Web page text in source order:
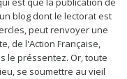
blog dont le lectorat est
peut renvoyer une
de l'Action Française,
le préssentez. Or, toute
se soumettre au vieil